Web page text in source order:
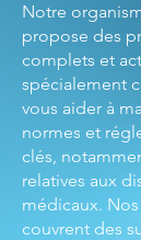
​​Notre
propose des
complets et
spécialement
vous aider à
normes et
clés,
relatives aux
médicaux.
couvrent des